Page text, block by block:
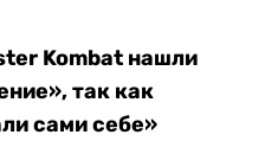
Kombat нашли
так как
сами себе»